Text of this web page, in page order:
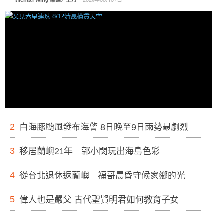
2 白海豚颱風發布海警 8日晚至9日雨勢最劇烈
3 移居蘭嶼21年 郭小閔玩出海島色彩
4 從台北退休返蘭嶼 福哥晨昏守候家鄉的光
5 偉人也是嚴父 古代聖賢明君如何教育子女